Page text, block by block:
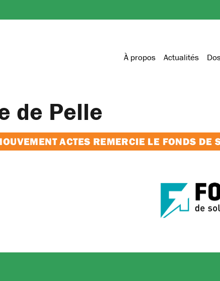
À propos Actualités
de Pelle
ACTES REMERCIE LE FONDS DE